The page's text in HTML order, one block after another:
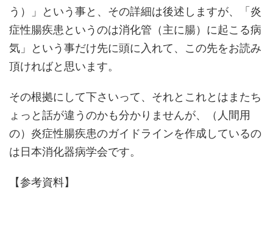
う）」という事と、その詳細は後述しますが、「炎
症性腸疾患というのは消化管（主に腸）に起こる病
気」という事だけ先に頭に入れて、この先をお読み
頂ければと思います。
その根拠にして下さいって、それとこれとはまたち
ょっと話が違うのかも分かりませんが、（人間用
の）炎症性腸疾患のガイドラインを作成しているの
は日本消化器病学会です。
【参考資料】